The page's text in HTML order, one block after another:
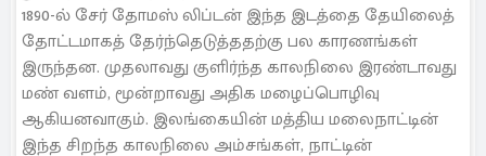
1890-ல் சேர் தோமஸ் லிப்டன் இந்த இடத்தை தேயிலைத்
தோட்டமாகத் தேர்ந்தெடுத்ததற்கு பல காரணங்கள்
இருந்தன. முதலாவது குளிர்ந்த காலநிலை இரண்டாவது
மண் வளம், மூன்றாவது அதிக மழைப்பொழிவு
ஆகியனவாகும். இலங்கையின் மத்திய மலைநாட்டின்
இந்த சிறந்த காலநிலை அம்சங்கள், நாட்டின்